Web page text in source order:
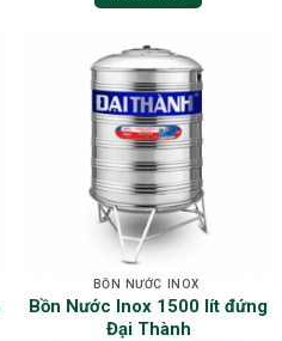
BỒN NƯỚC INOX
Bồn Nước Inox 1500 lít đứng
Đại Thành